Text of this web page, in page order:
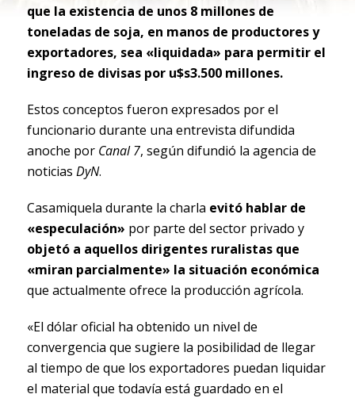
que la existencia de unos 8 millones de
toneladas de soja, en manos de productores y
exportadores, sea «liquidada» para permitir el
ingreso de divisas por u$s3.500 millones.
Estos conceptos fueron expresados por el
funcionario durante una entrevista difundida
anoche por Canal 7, según difundió la agencia de
noticias DyN.
Casamiquela durante la charla evitó hablar de
«especulación» por parte del sector privado y
objetó a aquellos dirigentes ruralistas que
«miran parcialmente» la situación económica
que actualmente ofrece la producción agrícola.
«El dólar oficial ha obtenido un nivel de
convergencia que sugiere la posibilidad de llegar
al tiempo de que los exportadores puedan liquidar
el material que todavía está guardado en el